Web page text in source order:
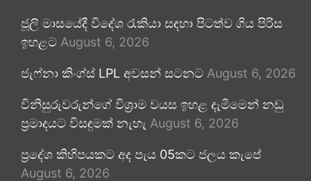
ජූලි මාසයේදී විදේශ රැකියා සඳහා පිටත්ව ගිය පිරිස
ඉහළට August 6, 2026
ජැෆ්නා කිංග්ස් LPL අවසන් සටනට August 6, 2026
විනිසුරුවරුන්ගේ විශ්‍රාම වයස ඉහළ දැමීමෙන් නඩු
ප්‍රමාදයට විසඳුමක් නැහැ August 6, 2026
ප්‍රදේශ කිහිපයකට අද පැය 05කට ජලය කැපේ
August 6, 2026